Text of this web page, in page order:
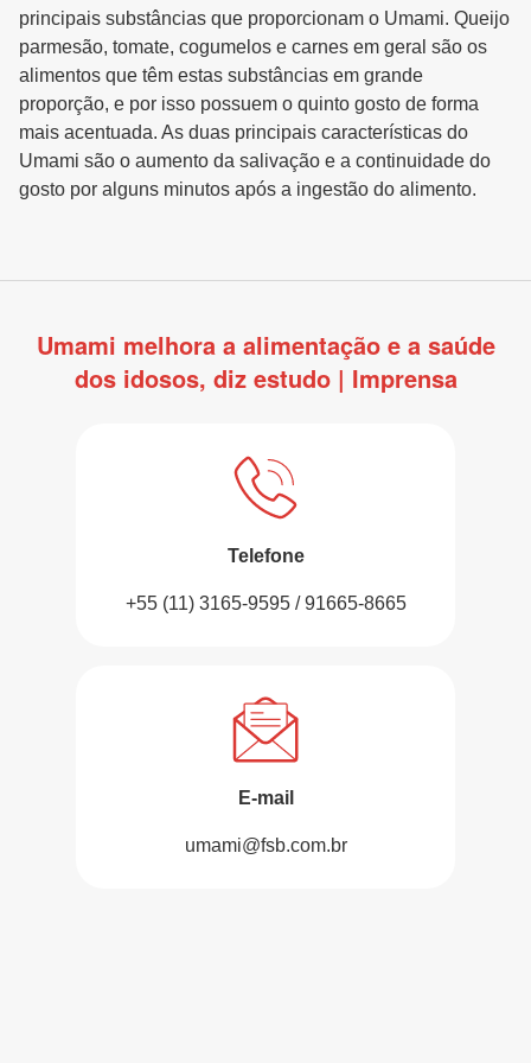
principais substâncias que proporcionam o Umami. Queijo
parmesão, tomate, cogumelos e carnes em geral são os
alimentos que têm estas substâncias em grande
proporção, e por isso possuem o quinto gosto de forma
mais acentuada. As duas principais características do
Umami são o aumento da salivação e a continuidade do
gosto por alguns minutos após a ingestão do alimento.
Umami melhora a alimentação e a saúde
dos idosos, diz estudo | Imprensa
Telefone
+55 (11) 3165-9595 / 91665-8665
E-mail
umami@fsb.com.br